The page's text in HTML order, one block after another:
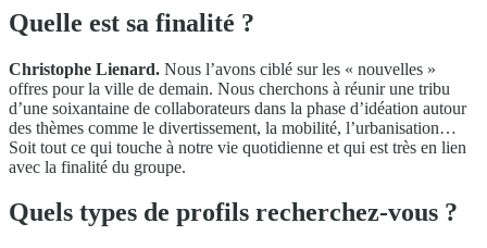
Quelle est sa finalité ?
Christophe Lienard. Nous l’avons ciblé sur les « nouvelles »
offres pour la ville de demain. Nous cherchons à réunir une tribu
d’une soixantaine de collaborateurs dans la phase d’idéation autour
des thèmes comme le divertissement, la mobilité, l’urbanisation…
Soit tout ce qui touche à notre vie quotidienne et qui est très en lien
avec la finalité du groupe.
Quels types de profils recherchez-vous ?